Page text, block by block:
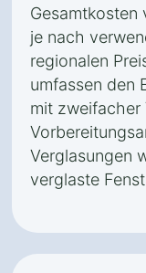
Gesamtkosten
je nach
regionalen
umfassen den
mit zweifacher
Verglasungen
verglaste